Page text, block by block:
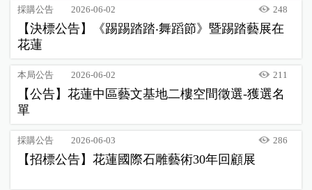
採購公告 2026-06-02 248
【決標公告】《踢踢踏踏‧舞蹈節》暨踢踏藝展在
花蓮
本局公告 2026-06-02 211
【公告】花蓮中區藝文基地二樓空間徵選-獲選名
單
採購公告 2026-06-03 286
【招標公告】花蓮國際石雕藝術30年回顧展